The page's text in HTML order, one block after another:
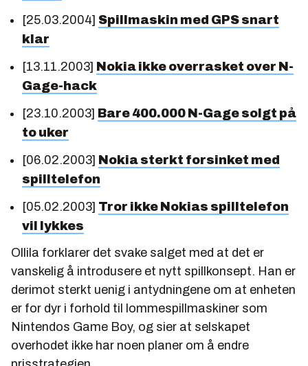
[25.03.2004] Spillmaskin med GPS snart
klar
[13.11.2003] Nokia ikke overrasket over N-
Gage-hack
[23.10.2003] Bare 400.000 N-Gage solgt på
to uker
[06.02.2003] Nokia sterkt forsinket med
spilltelefon
[05.02.2003] Tror ikke Nokias spilltelefon
vil lykkes
Ollila forklarer det svake salget med at det er
vanskelig å introdusere et nytt spillkonsept. Han er
derimot sterkt uenig i antydningene om at enheten
er for dyr i forhold til lommespillmaskiner som
Nintendos Game Boy, og sier at selskapet
overhodet ikke har noen planer om å endre